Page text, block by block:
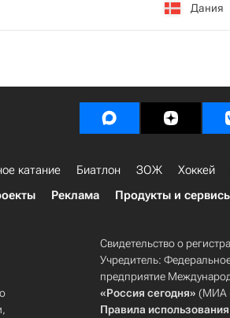
Дания
катание Биатлон ЗОЖ Хоккей
Реклама Продукты и
Свидетельство о
Учредитель:
предприятие
«Россия сегодня» (МИА
Правила